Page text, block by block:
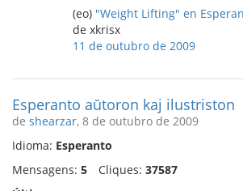
(eo) "Weight Lifting" en
de xkrisx
11 de outubro de 2009
Esperanto aŭtoron kaj ilustriston
de shearzar, 8 de outubro de 2009
Idioma: Esperanto
Mensagens: 5 Cliques: 37587